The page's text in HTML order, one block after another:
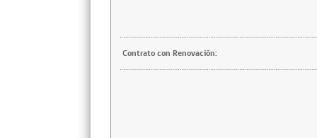
Contrato con Renovación: